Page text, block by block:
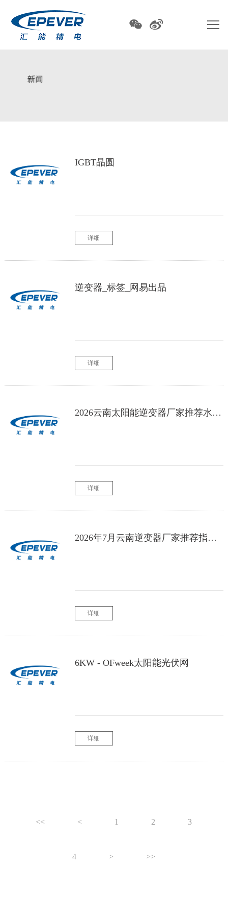
IGBT晶圆
详细
逆变器_标签_网易出品
详细
2026云南太阳能逆变器厂家推荐水泵光伏逆变控制器光伏储能转换器正弦波器离网厂家优选指南！
详细
2026年7月云南逆变器厂家推荐指南：光伏储能离网逆变装置无电网光伏储能器太阳能离网独立电源家用发电主机公司优选！
详细
6KW - OFweek太阳能光伏网
详细
<< < 1 2 3
4 > >>